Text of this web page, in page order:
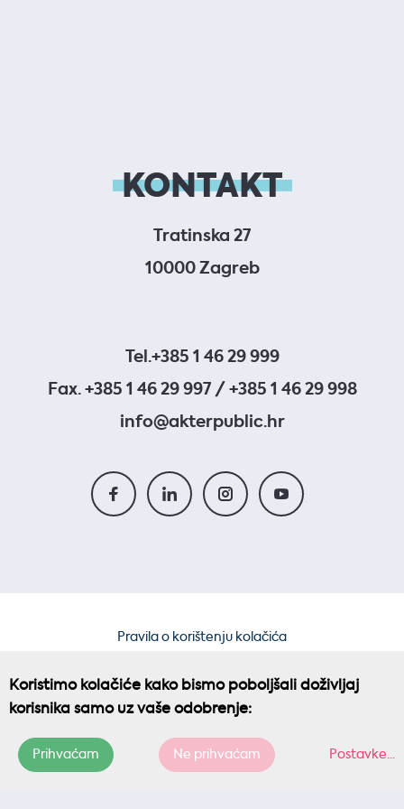
KONTAKT
Tratinska 27
10000 Zagreb
Tel.+385 1 46 29 999
Fax. +385 1 46 29 997 / +385 1 46 29 998
info@akterpublic.hr
Pravila o korištenju kolačića
Koristimo kolačiće kako bismo poboljšali doživljaj
korisnika samo uz vaše odobrenje:
Ne prihvaćam
Prihvaćam Postavke...